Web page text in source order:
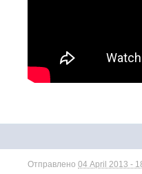
Отправлено04 April 2013 -